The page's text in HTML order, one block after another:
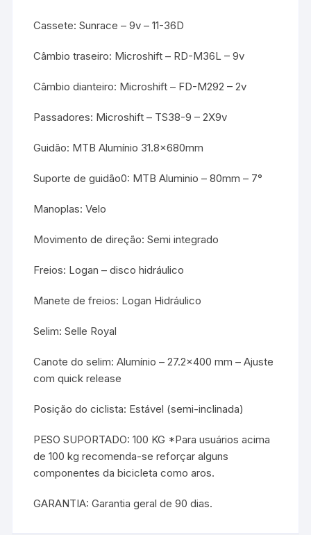
Cassete: Sunrace – 9v – 11-36D
Câmbio traseiro: Microshift – RD-M36L – 9v
Câmbio dianteiro: Microshift – FD-M292 – 2v
Passadores: Microshift – TS38-9 – 2X9v
Guidão: MTB Alumínio 31.8x680mm
Suporte de guidão0: MTB Aluminio – 80mm – 7°
Manoplas: Velo
Movimento de direção: Semi integrado
Freios: Logan – disco hidráulico
Manete de freios: Logan Hidráulico
Selim: Selle Royal
Canote do selim: Alumínio – 27.2×400 mm – Ajuste
com quick release
Posição do ciclista: Estável (semi-inclinada)
PESO SUPORTADO: 100 KG *Para usuários acima
de 100 kg recomenda-se reforçar alguns
componentes da bicicleta como aros.
GARANTIA: Garantia geral de 90 dias.